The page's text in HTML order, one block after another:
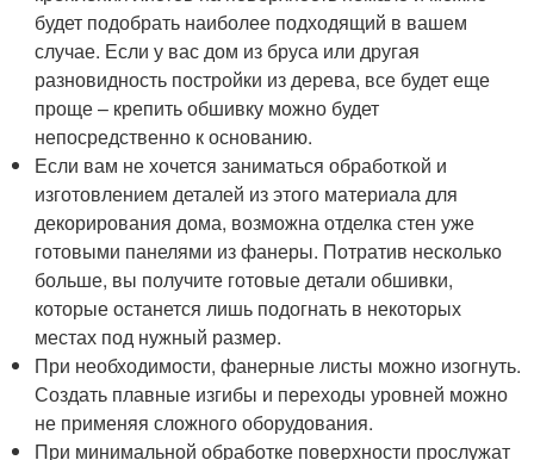
будет подобрать наиболее подходящий в вашем
случае. Если у вас дом из бруса или другая
разновидность постройки из дерева, все будет еще
проще – крепить обшивку можно будет
непосредственно к основанию.
Если вам не хочется заниматься обработкой и
изготовлением деталей из этого материала для
декорирования дома, возможна отделка стен уже
готовыми панелями из фанеры. Потратив несколько
больше, вы получите готовые детали обшивки,
которые останется лишь подогнать в некоторых
местах под нужный размер.
При необходимости, фанерные листы можно изогнуть.
Создать плавные изгибы и переходы уровней можно
не применяя сложного оборудования.
При минимальной обработке поверхности прослужат